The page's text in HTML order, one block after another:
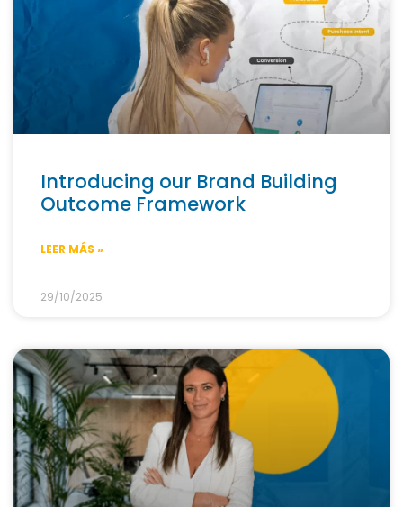
Introducing our Brand Building
Outcome Framework
LEER MÁS »
29/10/2025